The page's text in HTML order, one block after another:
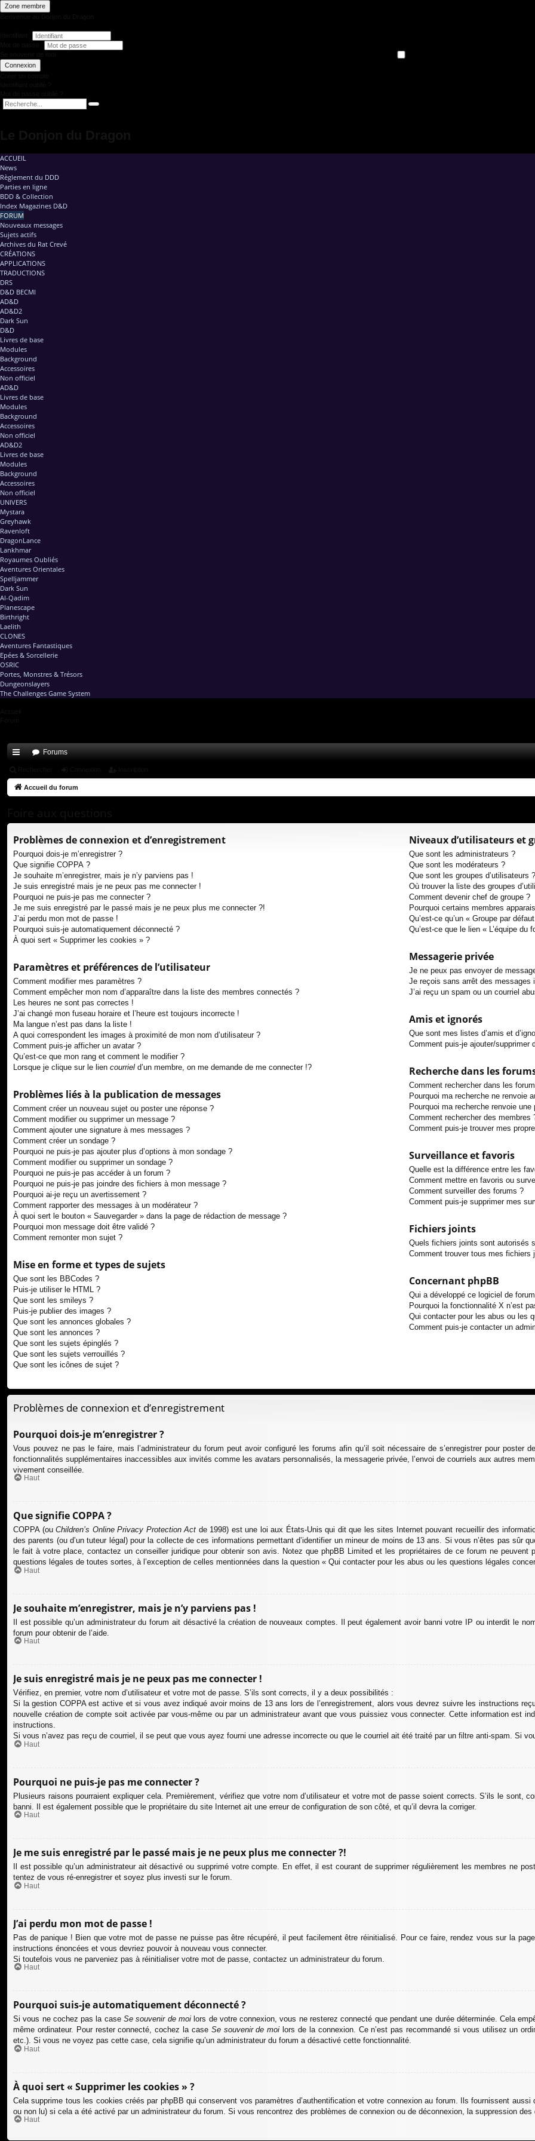
Zone membre
Connexion
ACCUEIL
News
Règlement du DDD
Parties en ligne
BDD & Collection
Index Magazines D&D
FORUM
Nouveaux messages
Sujets actifs
Archives du Rat Crevé
CRÉATIONS
APPLICATIONS
TRADUCTIONS
DRS
D&D BECMI
AD&D
AD&D2
Dark Sun
D&D
Livres de base
Modules
Background
Accessoires
Non officiel
AD&D
Livres de base
Modules
Background
Accessoires
Non officiel
AD&D2
Livres de base
Modules
Background
Accessoires
Non officiel
UNIVERS
Mystara
Greyhawk
Ravenloft
DragonLance
Lankhmar
Royaumes Oubliés
Aventures Orientales
Spelljammer
Dark Sun
Al-Qadim
Planescape
Birthright
Laelith
CLONES
Aventures Fantastiques
Epées & Sorcellerie
OSRIC
Portes, Monstres & Trésors
Dungeonslayers
The Challenges Game System
co
ci
s
Forums
Accueil du forum
Problèmes de connexion et d’enregistrement
Pourquoi dois-je m’enregistrer ?
Que signifie COPPA ?
Je souhaite m’enregistrer, mais je n’y parviens pas !
Je suis enregistré mais je ne peux pas me connecter !
Pourquoi ne puis-je pas me connecter ?
Je me suis enregistré par le passé mais je ne peux plus me connecter ?!
J’ai perdu mon mot de passe !
Pourquoi suis-je automatiquement déconnecté ?
À quoi sert « Supprimer les cookies » ?
Paramètres et préférences de l’utilisateur
Comment modifier mes paramètres ?
Comment empêcher mon nom d’apparaître dans la liste des membres connectés ?
Les heures ne sont pas correctes !
J’ai changé mon fuseau horaire et l’heure est toujours incorrecte !
Ma langue n’est pas dans la liste !
A quoi correspondent les images à proximité de mon nom d’utilisateur ?
Comment puis-je afficher un avatar ?
Qu’est-ce que mon rang et comment le modifier ?
Lorsque je clique sur le lien courriel d’un membre, on me demande de me connecter !?
Problèmes liés à la publication de messages
Comment créer un nouveau sujet ou poster une réponse ?
Comment modifier ou supprimer un message ?
Comment ajouter une signature à mes messages ?
Comment créer un sondage ?
Pourquoi ne puis-je pas ajouter plus d’options à mon sondage ?
Comment modifier ou supprimer un sondage ?
Pourquoi ne puis-je pas accéder à un forum ?
Pourquoi ne puis-je pas joindre des fichiers à mon message ?
Pourquoi ai-je reçu un avertissement ?
Comment rapporter des messages à un modérateur ?
À quoi sert le bouton « Sauvegarder » dans la page de rédaction de message ?
Pourquoi mon message doit être validé ?
Comment remonter mon sujet ?
Mise en forme et types de sujets
Que sont les BBCodes ?
Puis-je utiliser le HTML ?
Que sont les smileys ?
Puis-je publier des images ?
Que sont les annonces globales ?
Que sont les annonces ?
Que sont les sujets épinglés ?
Que sont les sujets verrouillés ?
Que sont les icônes de sujet ?
Niveaux d’utilisateurs et
Que sont les administrateurs ?
Que sont les modérateurs ?
Que sont les groupes d’utilisateurs ?
Où trouver la liste des groupes
Comment devenir chef de groupe ?
Pourquoi certains membres
Qu’est-ce qu’un « Groupe par
Qu’est-ce que le lien « L’équipe du
Messagerie privée
Je ne peux pas envoyer de
Je reçois sans arrêt des messages
J’ai reçu un spam ou un courriel
Amis et ignorés
Que sont mes listes d’amis et
Comment puis-je ajouter/supprimer
Recherche dans les
Comment rechercher dans les
Pourquoi ma recherche ne renvoie
Pourquoi ma recherche renvoie une
Comment rechercher des membres
Comment puis-je trouver mes
Surveillance et favoris
Quelle est la différence entre les
Comment mettre en favoris ou
Comment surveiller des forums ?
Comment puis-je supprimer mes
Fichiers joints
Quels fichiers joints sont autorisés
Comment trouver tous mes fichiers
Concernant phpBB
Qui a développé ce logiciel de
Pourquoi la fonctionnalité X n’est
Qui contacter pour les abus ou les
Comment puis-je contacter un
Problèmes de connexion et d’enregistrement
Pourquoi dois-je m’enregistrer ?
Vous pouvez ne pas le faire, mais l’administrateur du forum peut avoir configuré les forums afin qu’il soit nécessaire de s’enregistrer pour poster
fonctionnalités supplémentaires inaccessibles aux invités comme les avatars personnalisés, la messagerie privée, l’envoi de courriels aux autres
vivement conseillée.
Haut
Que signifie COPPA ?
COPPA (ouChildren’s Online Privacy Protection Act de 1998) est une loi aux États-Unis qui dit que les sites Internet pouvant recueillir des
des parents (ou d’un tuteur légal) pour la collecte de ces informations permettant d’identifier un mineur de moins de 13 ans. Si vous n’êtes pas sûr
le fait à votre place, contactez un conseiller juridique pour obtenir son avis. Notez que phpBB Limited et les propriétaires de ce forum ne
questions légales de toutes sortes, à l’exception de celles mentionnées dans la question « Qui contacter pour les abus ou les questions légales
Haut
Je souhaite m’enregistrer, mais je n’y parviens pas !
Il est possible qu’un administrateur du forum ait désactivé la création de nouveaux comptes. Il peut également avoir banni votre IP ou interdit le
forum pour obtenir de l’aide.
Haut
Je suis enregistré mais je ne peux pas me connecter !
Vérifiez, en premier, votre nom d’utilisateur et votre mot de passe. S’ils sont corrects, il y a deux possibilités :
Si la gestion COPPA est active et si vous avez indiqué avoir moins de 13 ans lors de l’enregistrement, alors vous devrez suivre les instructions
nouvelle création de compte soit activée par vous-même ou par un administrateur avant que vous puissiez vous connecter. Cette information est
instructions.
Si vous n’avez pas reçu de courriel, il se peut que vous ayez fourni une adresse incorrecte ou que le courriel ait été traité par un filtre anti-spam. Si
Haut
Pourquoi ne puis-je pas me connecter ?
Plusieurs raisons pourraient expliquer cela. Premièrement, vérifiez que votre nom d’utilisateur et votre mot de passe soient corrects. S’ils le sont,
banni. Il est également possible que le propriétaire du site Internet ait une erreur de configuration de son côté, et qu’il devra la corriger.
Haut
Je me suis enregistré par le passé mais je ne peux plus me connecter ?!
Il est possible qu’un administrateur ait désactivé ou supprimé votre compte. En effet, il est courant de supprimer régulièrement les membres ne
tentez de vous ré-enregistrer et soyez plus investi sur le forum.
Haut
J’ai perdu mon mot de passe !
Pas de panique ! Bien que votre mot de passe ne puisse pas être récupéré, il peut facilement être réinitialisé. Pour ce faire, rendez vous sur la
instructions énoncées et vous devriez pouvoir à nouveau vous connecter.
Si toutefois vous ne parveniez pas à réinitialiser votre mot de passe, contactez un administrateur du forum.
Haut
Pourquoi suis-je automatiquement déconnecté ?
Si vous ne cochez pas la caseSe souvenir de moi lors de votre connexion, vous ne resterez connecté que pendant une durée déterminée. Cela
même ordinateur. Pour rester connecté, cochez la case Se souvenir de moi lors de la connexion. Ce n’est pas recommandé si vous utilisez un
etc.). Si vous ne voyez pas cette case, cela signifie qu’un administrateur du forum a désactivé cette fonctionnalité.
Haut
À quoi sert « Supprimer les cookies » ?
Cela supprime tous les cookies créés par phpBB qui conservent vos paramètres d’authentification et votre connexion au forum. Ils fournissent
ou non lu) si cela a été activé par un administrateur du forum. Si vous rencontrez des problèmes de connexion ou de déconnexion, la suppression des
Haut